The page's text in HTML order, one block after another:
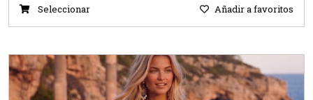
Seleccionar Añadir a favoritos